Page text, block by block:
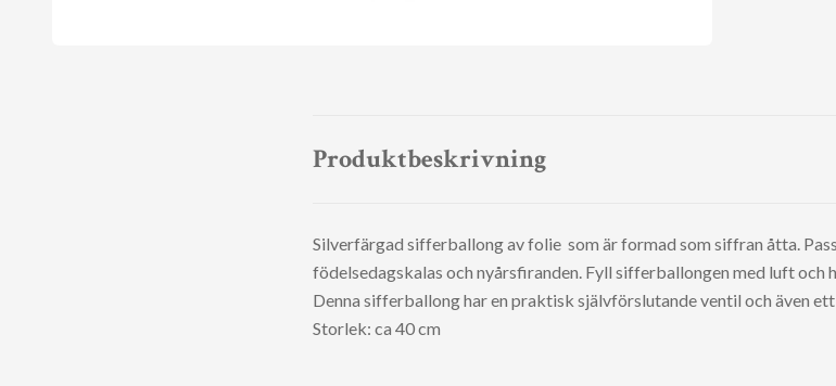
Produktbeskrivning
Silverfärgad sifferballong av folie som är formad som siffran åtta.
födelsedagskalas och nyårsfiranden. Fyll sifferballongen med luft och
Denna sifferballong har en praktisk självförslutande ventil och även
Storlek: ca 40 cm